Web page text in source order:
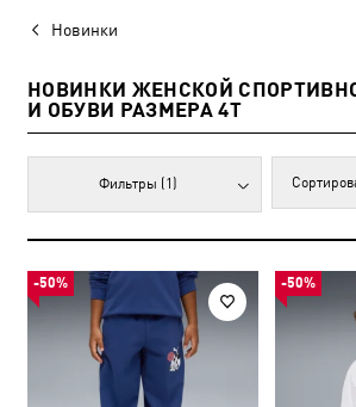
Новинки
НОВИНКИ ЖЕНСКОЙ
И ОБУВИ РАЗМЕРА 4T
Фильтры (1)
-50% -50%